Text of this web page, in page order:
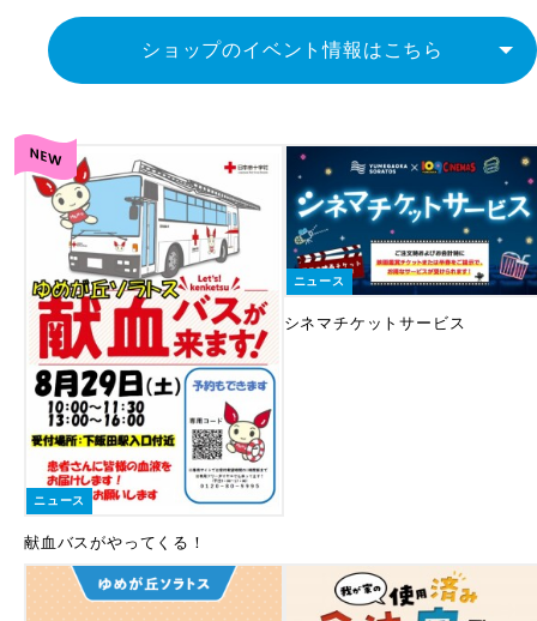
ショップのイベント情報はこちら
ニュース
献血バスがやってくる！
ニュース
シネマチケットサービス